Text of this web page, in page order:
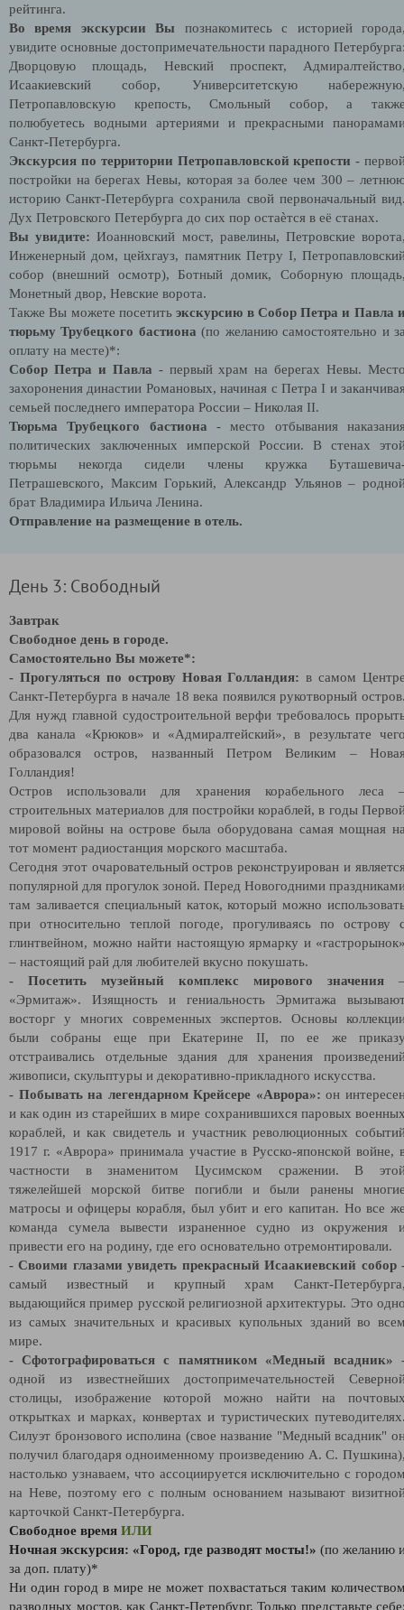
рейтинга.
Во время экскурсии Вы познакомитесь с историей
увидите основные достопримечательности парадного
Дворцовую площадь, Невский проспект,
Исаакиевский собор, Университетскую
Петропавловскую крепость, Смольный собор, а
полюбуетесь водными артериями и прекрасными
Санкт-Петербурга.
Экскурсия по территории Петропавловской крепости -
постройки на берегах Невы, которая за более чем 300 –
историю Санкт-Петербурга сохранила свой первоначальный
Дух Петровского Петербурга до сих пор остаѐтся в её станах.
Вы увидите: Иоанновский мост, равелины, Петровские
Инженерный дом, цейхгауз, памятник Петру I,
собор (внешний осмотр), Ботный домик, Соборную
Монетный двор, Невские ворота.
Также Вы можете посетитьэкскурсию в Собор Петра и Павла
тюрьму Трубецкого бастиона (по желанию самостоятельно и
оплату на месте)*:
Собор Петра и Павла - первый храм на берегах Невы.
захоронения династии Романовых, начиная с Петра I и
семьей последнего императора России – Николая II.
Тюрьма Трубецкого бастиона - место отбывания
политических заключенных имперской России. В стенах
тюрьмы некогда сидели члены кружка
Петрашевского, Максим Горький, Александр Ульянов –
брат Владимира Ильича Ленина.
Отправление на размещение в отель.
День 3: Свободный
Завтрак
Свободное день в городе.
Самостоятельно Вы можете*:
- Прогуляться по острову Новая Голландия: в самом
Санкт-Петербурга в начале 18 века появился рукотворный
Для нужд главной судостроительной верфи требовалось
два канала «Крюков» и «Адмиралтейский», в результате
образовался остров, названный Петром Великим –
Голландия!
Остров использовали для хранения корабельного леса
строительных материалов для постройки кораблей, в годы
мировой войны на острове была оборудована самая мощная
тот момент радиостанция морского масштаба.
Сегодня этот очаровательный остров реконструирован и
популярной для прогулок зоной. Перед Новогодними
там заливается специальный каток, который можно
при относительно теплой погоде, прогуливаясь по острову
глинтвейном, можно найти настоящую ярмарку и
– настоящий рай для любителей вкусно покушать.
- Посетить музейный комплекс мирового значения
«Эрмитаж». Изящность и гениальность Эрмитажа
восторг у многих современных экспертов. Основы
были собраны еще при Екатерине II, по ее же
отстраивались отдельные здания для хранения
живописи, скульптуры и декоративно-прикладного искусства.
- Побывать на легендарном Крейсере «Аврора»:он
и как один из старейших в мире сохранившихся паровых
кораблей, и как свидетель и участник революционных
1917 г. «Аврора» принимала участие в Русско-японской войне,
частности в знаменитом Цусимском сражении. В
тяжелейшей морской битве погибли и были ранены
матросы и офицеры корабля, был убит и его капитан. Но все
команда сумела вывести израненное судно из окружения
привести его на родину, где его основательно отремонтировали.
- Своими глазами увидеть прекрасный Исаакиевский собор
самый известный и крупный храм Санкт-
выдающийся пример русской религиозной архитектуры. Это
из самых значительных и красивых купольных зданий во
мире.
- Сфотографироваться с памятником «Медный всадник»
одной из известнейших достопримечательностей
столицы, изображение которой можно найти на
открытках и марках, конвертах и туристических
Силуэт бронзового исполина (свое название "Медный всадник"
получил благодаря одноименному произведению А. С.
настолько узнаваем, что ассоциируется исключительно с
на Неве, поэтому его с полным основанием называют
карточкой Санкт-Петербурга.
Свободное время ИЛИ
Ночная экскурсия: «Город, где разводят мосты!» (по желанию
за доп. плату)*
Ни один город в мире не может похвастаться таким
разводных мостов, как Санкт-Петербург. Только представьте